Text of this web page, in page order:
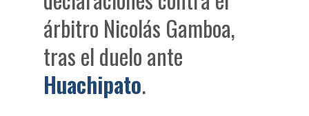
árbitro Nicolás Gamboa,
tras el duelo ante
Huachipato.